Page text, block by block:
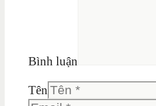
Bình luận
Tên